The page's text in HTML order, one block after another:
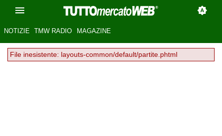
NOTIZIE TMW RADIO MAGAZINE
File inesistente: layouts-common/default/partite.phtml